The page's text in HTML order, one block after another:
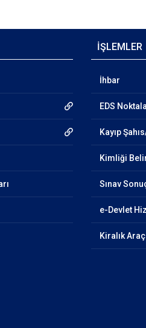
İŞLEMLER
İhbar
EDS
Kayıp
Kimliği
Sınav
e-Devlet
Kiralık